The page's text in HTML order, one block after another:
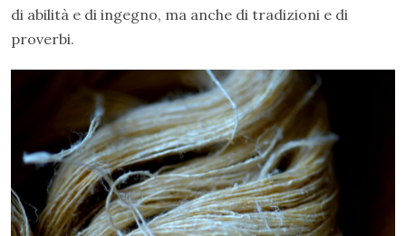
di abilità e di ingegno, ma anche di tradizioni e di
proverbi.